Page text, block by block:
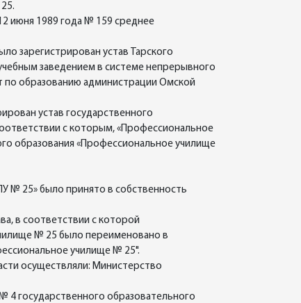
июня 1989 года № 159 среднее
зарегистрирован устав Тарского
заведением в системе непрерывного
по образованию администрации Омской
устав государственного
с которым, «Профессиональное
образования «Профессиональное училище
№ 25» было принято в собственность
в соответствии с которой
№ 25 было переименовано в
училище № 25".
осуществляли: Министерство
государственного образовательного